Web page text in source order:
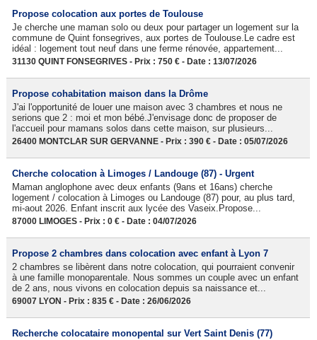
Propose colocation aux portes de Toulouse
Je cherche une maman solo ou deux pour partager un logement sur la
commune de Quint fonsegrives, aux portes de Toulouse.Le cadre est
idéal : logement tout neuf dans une ferme rénovée, appartement...
31130 QUINT FONSEGRIVES - Prix : 750 € - Date : 13/07/2026
Propose cohabitation maison dans la Drôme
J'ai l'opportunité de louer une maison avec 3 chambres et nous ne
serions que 2 : moi et mon bébé.J'envisage donc de proposer de
l'accueil pour mamans solos dans cette maison, sur plusieurs...
26400 MONTCLAR SUR GERVANNE - Prix : 390 € - Date : 05/07/2026
Cherche colocation à Limoges / Landouge (87) - Urgent
Maman anglophone avec deux enfants (9ans et 16ans) cherche
logement / colocation à Limoges ou Landouge (87) pour, au plus tard,
mi-aout 2026. Enfant inscrit aux lycée des Vaseix.Propose...
87000 LIMOGES - Prix : 0 € - Date : 04/07/2026
Propose 2 chambres dans colocation avec enfant à Lyon 7
2 chambres se libèrent dans notre colocation, qui pourraient convenir
à une famille monoparentale. Nous sommes un couple avec un enfant
de 2 ans, nous vivons en colocation depuis sa naissance et...
69007 LYON - Prix : 835 € - Date : 26/06/2026
Recherche colocataire monopental sur Vert Saint Denis (77)